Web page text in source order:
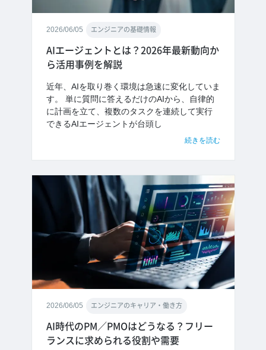
2026/06/05 エンジニアの基礎情報
AIエージェントとは？2026年最新動向か
ら活用事例を解説
近年、AIを取り巻く環境は急速に変化していま
す。 単に質問に答えるだけのAIから、自律的
に計画を立て、複数のタスクを連続して実行
できるAIエージェントが台頭し
続きを読む
2026/06/05 エンジニアのキャリア・働き方
AI時代のPM／PMOはどうなる？フリー
ランスに求められる役割や需要